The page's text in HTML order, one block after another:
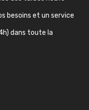
besoins et un service
dans toute la